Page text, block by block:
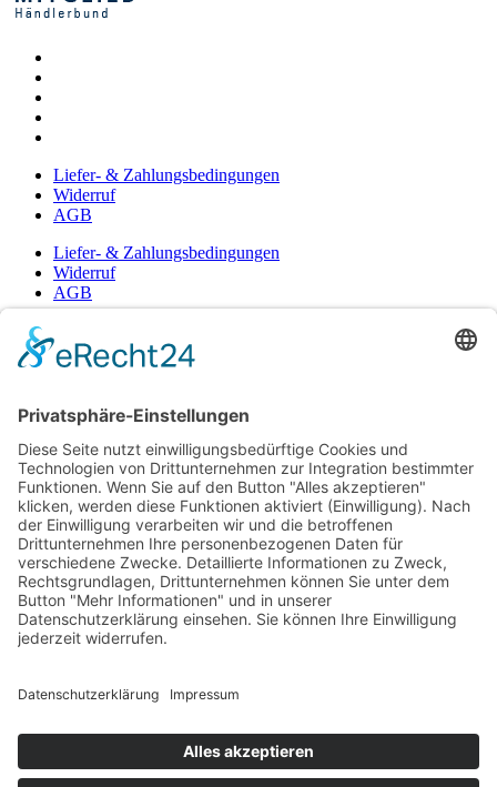
Liefer- & Zahlungsbedingungen
Widerruf
AGB
Liefer- & Zahlungsbedingungen
Widerruf
AGB
☞ Fragen? Schreiben Sie uns!!
Betreut durch neover.de
Vertrag widerrufen
Impressum
Datenschutz
Impressum
Datenschutz
Suche
Menüelement -> Ein-/Ausblenden -> Menü auswählen fest
Shop